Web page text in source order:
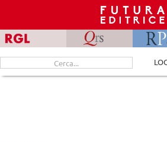
content
Cerca
per: